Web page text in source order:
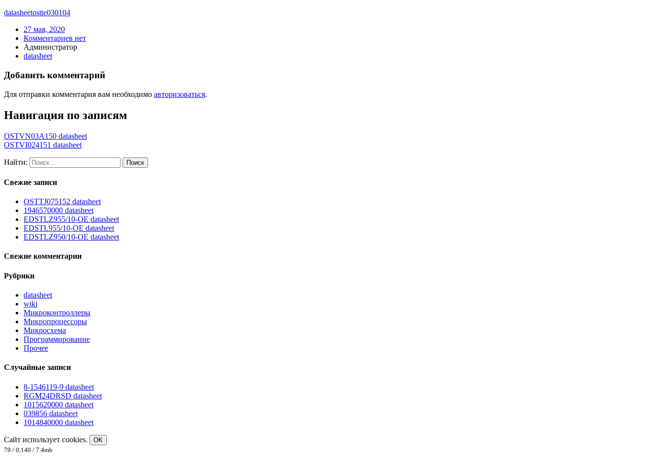
datasheetostte030104
27 мая, 2020
Комментариев нет
Администратор
datasheet
Добавить комментарий
Для отправки комментария вам необходимо авторизоваться.
Навигация по записям
OSTVN03A150 datasheet
OSTVI024151 datasheet
Найти:
Свежие записи
OSTTJ075152 datasheet
1946570000 datasheet
EDSTLZ955/10-OE datasheet
EDSTL955/10-OE datasheet
EDSTLZ950/10-OE datasheet
Свежие комментарии
Рубрики
datasheet
wiki
Микроконтроллеры
Микропроцессоры
Микросхема
Программирование
Прочее
Случайные записи
8-1546119-9 datasheet
RGM24DRSD datasheet
1015620000 datasheet
039856 datasheet
1014840000 datasheet
Сайт использует cookies.
OK
79 / 0,140 / 7.4mb